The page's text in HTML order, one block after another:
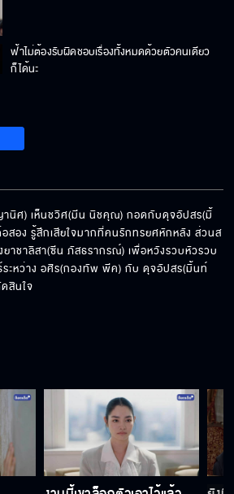
ฟ้าไม่ต้องรับผิดชอบเรื่องทั้งหมดด้วยตัวคนเดียว
ก็ได้นะ
พี่ชายแบบไหนเขาทำแบบนี้กัน
ถ้ามันยังเป็นอยู่แบบนี้ คนที่ต้องพบหมอน่าจะเป็น
ฟ้า
งั้นเรามาเล่นละครกันมั้ย ว่าเราติดเกาะกันอยู่สอง
แผนของฟ้าคือมาปั่นหัวพี่น้องจุฑาเทพให้เขา
นิศ) เห็นชวิศ(มีน นิชคุณ) กอดกับดุจอัปสร(มิ้
สอง รู้สึกเสียใจมากที่คนรักทรยศหักหลัง ส่วนส
ยาชาลิสา(ซีน ภัสธรากรณ์) เพื่อหวังรวบหัวรวบ
ะหว่าง อศิร(กองทัพ พีค) กับ ดุจอัปสร(มิ้นท์
สินใจ